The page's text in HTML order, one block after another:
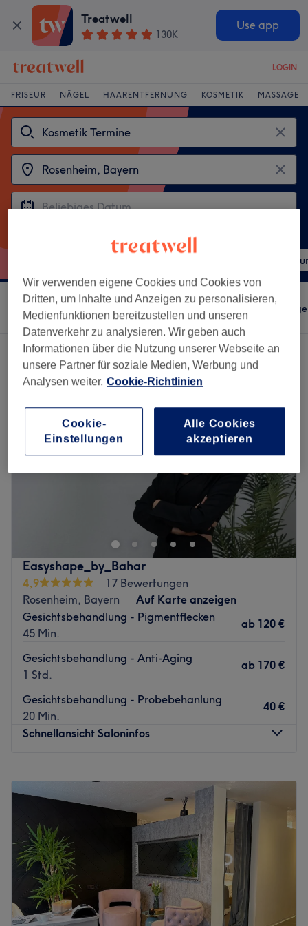
Treatwell
130K
Use app
LOGIN
FRISEUR NÄGEL HAARENTFERNUNG KOSMETIK MASSAGE
Beliebte Behandlungen
Sortieren nach Beliebiger Preis Salons
2 Salons die anbieten:kosmetik termine in Rosenheim, Bayern
Easyshape_by_Bahar
4,9
17 Bewertungen
Rosenheim, Bayern
Auf Karte anzeigen
Gesichtsbehandlung - Pigmentflecken
45 Min.
ab 120 €
Gesichtsbehandlung - Anti-Aging
1 Std.
ab 170 €
Gesichtsbehandlung - Probebehanlung
20 Min.
40 €
Schnellansicht Saloninfos
09:00
Mittwoch
09:00 –15:00
Donnerstag
09:00–
15:00
Freitag
09:00
13:00
Samstag
Geschlossen
Sonntag
Geschlossen
EasyShape von Bahar – Dein Spezialist für Körperformung
& Hautpflege
Wir verwenden eigene Cookies und Cookies von
Dritten, um Inhalte und Anzeigen zu personalisieren,
Medienfunktionen bereitzustellen und unseren
Datenverkehr zu analysieren. Wir geben auch
Informationen über die Nutzung unserer Webseite an
unsere Partner für soziale Medien, Werbung und
Analysen weiter. Cookie-Richtlinien
Cookie-
Einstellungen
Alle Cookies
akzeptieren